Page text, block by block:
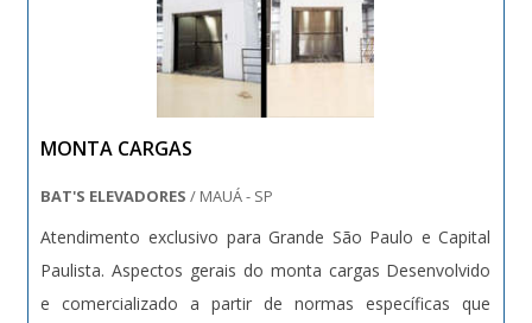
MONTA CARGAS
BAT'S ELEVADORES / MAUÁ - SP
Atendimento exclusivo para Grande São Paulo e Capital
Paulista. Aspectos gerais do monta cargas Desenvolvido
e comercializado a partir de normas específicas que